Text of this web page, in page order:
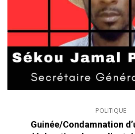
POLITIQUE
Guinée/Condamnation